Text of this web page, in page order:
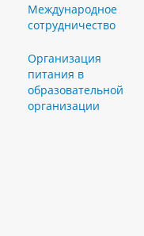
Международное
сотрудничество
Организация
питания в
образовательной
организации